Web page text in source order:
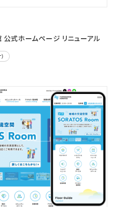
公式ホームページ リニューアル